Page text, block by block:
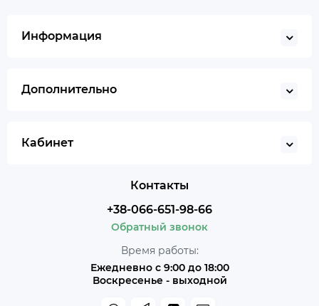
Информация
Дополнительно
Кабинет
Контакты
+38-066-651-98-66
Обратный звонок
Время работы:
Ежедневно с 9:00 до 18:00
Воскресенье - выходной